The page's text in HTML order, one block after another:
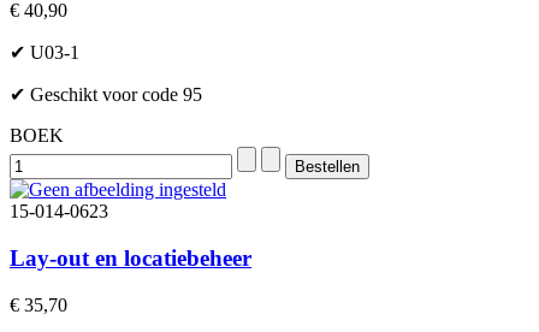
€ 40,90
✔ U03-1
✔ Geschikt voor code 95
BOEK
15-014-0623
Lay-out en locatiebeheer
€ 35,70